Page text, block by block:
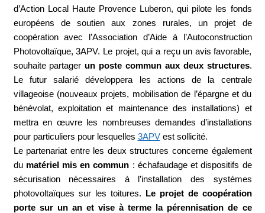
d’Action Local Haute Provence Luberon, qui pilote les fonds
européens de soutien aux zones rurales, un projet de
coopération avec l’Association d’Aide à l’Autoconstruction
Photovoltaïque, 3APV. Le projet, qui a reçu un avis favorable,
souhaite partager un poste commun aux deux structures.
Le futur salarié développera les actions de la centrale
villageoise (nouveaux projets, mobilisation de l’épargne et du
bénévolat, exploitation et maintenance des installations) et
mettra en œuvre les nombreuses demandes d’installations
pour particuliers pour lesquelles 3APVest sollicité.
Le partenariat entre les deux structures concerne également
du matériel mis en commun : échafaudage et dispositifs de
sécurisation nécessaires à l’installation des systèmes
photovoltaïques sur les toitures. Le projet de coopération
porte sur un an et vise à terme la pérennisation de ce